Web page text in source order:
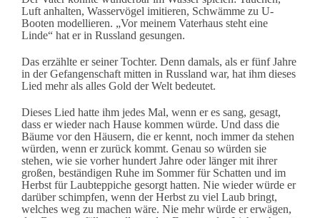
Luft anhalten, Wasservögel imitieren, Schwämme zu U-
Booten modellieren. „Vor meinem Vaterhaus steht eine
Linde“ hat er in Russland gesungen.
Das erzählte er seiner Tochter. Denn damals, als er fünf Jahre
in der Gefangenschaft mitten in Russland war, hat ihm dieses
Lied mehr als alles Gold der Welt bedeutet.
Dieses Lied hatte ihm jedes Mal, wenn er es sang, gesagt,
dass er wieder nach Hause kommen würde. Und dass die
Bäume vor den Häusern, die er kennt, noch immer da stehen
würden, wenn er zurück kommt. Genau so würden sie
stehen, wie sie vorher hundert Jahre oder länger mit ihrer
großen, beständigen Ruhe im Sommer für Schatten und im
Herbst für Laubteppiche gesorgt hatten. Nie wieder würde er
darüber schimpfen, wenn der Herbst zu viel Laub bringt,
welches weg zu machen wäre. Nie mehr würde er erwägen,